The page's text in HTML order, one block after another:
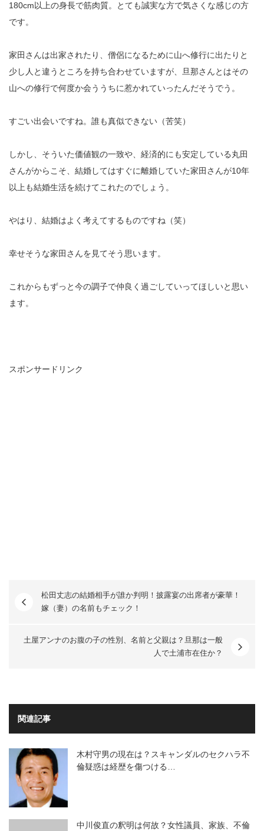
180cm以上の身長で筋肉質。とても誠実な方で気さくな感じの方
です。
家田さんは出家されたり、僧侶になるために山へ修行に出たりと
少し人と違うところを持ち合わせていますが、旦那さんとはその
山への修行で何度か会ううちに惹かれていったんだそうでう。
すごい出会いですね。誰も真似できない（苦笑）
しかし、そういた価値観の一致や、経済的にも安定している丸田
さんがからこそ、結婚してはすぐに離婚していた家田さんが10年
以上も結婚生活を続けてこれたのでしょう。
やはり、結婚はよく考えてするものですね（笑）
幸せそうな家田さんを見てそう思います。
これからもずっと今の調子で仲良く過ごしていってほしいと思い
ます。
スポンサードリンク
松田丈志の結婚相手が誰か判明！披露宴の出席者が豪華！
嫁（妻）の名前もチェック！
土屋アンナのお腹の子の性別、名前と父親は？旦那は一般
人で土浦市在住か？
関連記事
木村守男の現在は？スキャンダルのセクハラ不
倫疑惑は経歴を傷つける…
中川俊直の釈明は何故？女性議員、家族、不倫